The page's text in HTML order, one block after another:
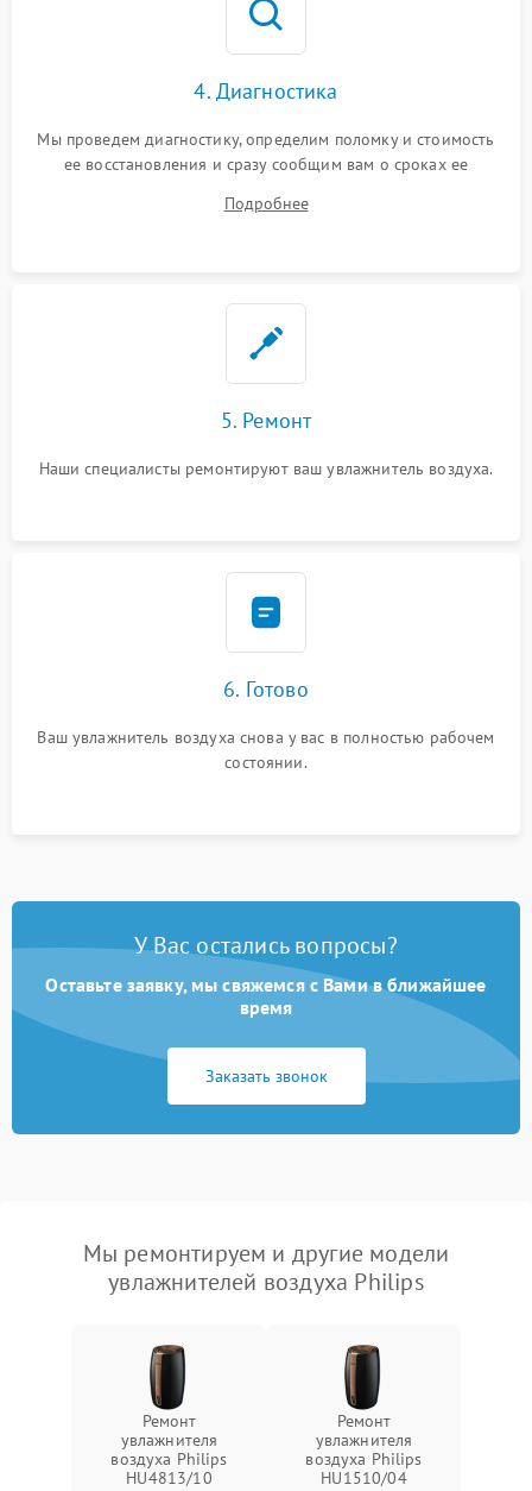
4. Диагностика
Мы проведем диагностику, определим поломку и стоимость
ее восстановления и сразу сообщим вам о сроках ее
Подробнее
5. Ремонт
Наши специалисты ремонтируют ваш увлажнитель воздуха.
6. Готово
Ваш увлажнитель воздуха снова у вас в полностью рабочем
состоянии.
У Вас остались вопросы?
Оставьте заявку, мы свяжемся с Вами в ближайшее
время
Заказать звонок
Мы ремонтируем и другие модели
увлажнителей воздуха Philips
Ремонт
увлажнителя
воздуха Philips
HU4813/10
Ремонт
увлажнителя
воздуха Philips
HU1510/04